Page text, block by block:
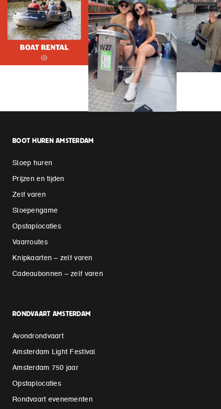
BOOT HUREN AMSTERDAM
Sloep huren
Prijzen en tijden
Zelf varen
Sloepengame
Opstaplocaties
Vaarroutes
Knipkaarten – zelf varen
Cadeaubonnen – zelf varen
RONDVAART AMSTERDAM
Avondrondvaart
Amsterdam Light Festival
Amsterdam 750 jaar
Opstaplocaties
Rondvaart evenementen